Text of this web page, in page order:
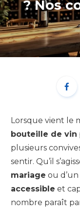
? Nos
Lorsque vient le
bouteille de vin
plusieurs
sentir. Qu’il
mariage ou
accessible et
nombre paraît